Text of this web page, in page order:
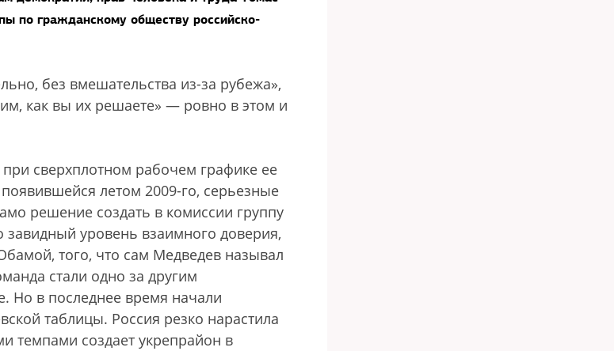
по гражданскому обществу российско-
без вмешательства из-за рубежа»,
как вы их решаете» — ровно в этом и
сверхплотном рабочем графике ее
летом 2009-го, серьезные
решение создать в комиссии группу
уровень взаимного доверия,
того, что сам Медведев называл
стали одно за другим
Но в последнее время начали
таблицы. Россия резко нарастила
темпами создает укрепрайон в